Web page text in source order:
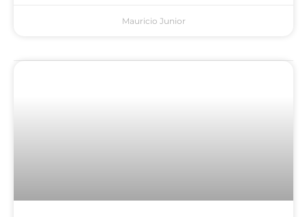
Mauricio Junior